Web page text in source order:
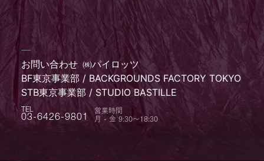
お問い合わせ ㈱パイロッツ
BF東京事業部 / BACKGROUNDS FACTORY TOKYO
STB東京事業部 / STUDIO BASTILLE
TEL
03-6426-9801
営業時間
月 - 金 9:30〜18:30